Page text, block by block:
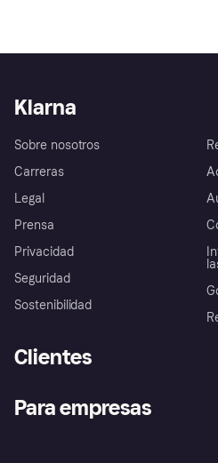
Klarna
Sobre nosotros
Carreras
Legal
Prensa
Privacidad
Seguridad
Sostenibilidad
Clientes
Inicio de sesión
Para empresas